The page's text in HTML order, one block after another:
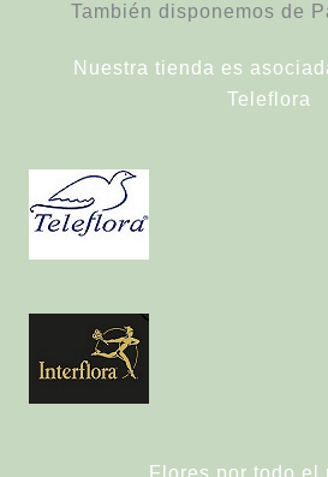
También disponemos de
Nuestra tienda es
Teleflora
Flores por todo el